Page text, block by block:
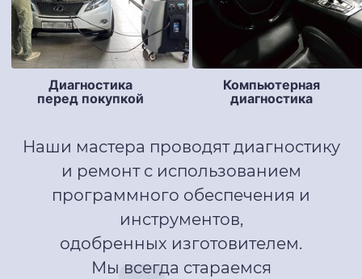
Диагностика
перед покупкой
Компьютерная
диагностика
Наши мастера проводят диагностику
и ремонт с использованием
программного обеспечения и
инструментов,
одобренных изготовителем.
Мы всегда стараемся